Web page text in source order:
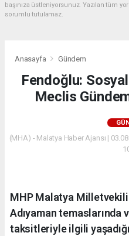
başınıza üstleniyorsunuz. Yazılan tüm
sorumlu tutulamaz.
Anasayfa Gündem
Fendoğlu:
Meclis
(MHA) - Malatya Haber Ajansı |
MHP Malatya
Adıyaman temaslarında
taksitleriyle ilgili